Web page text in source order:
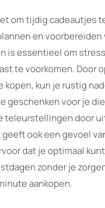
om tijdig cadeautjes
en voorbereiden
is essentieel om
te voorkomen. Door
kopen, kun je rustig
geschenken voor je
teleurstellingen door
ook een gevoel
dat je optimaal
zonder je
aankopen.